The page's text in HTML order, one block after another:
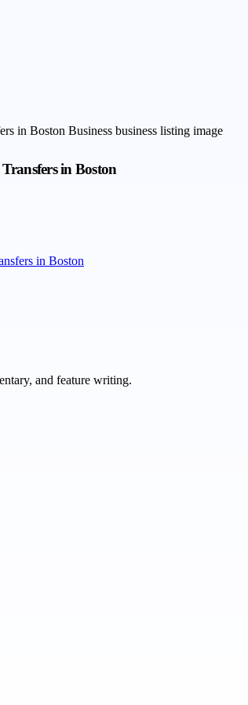
in Boston
in Boston
and feature writing.